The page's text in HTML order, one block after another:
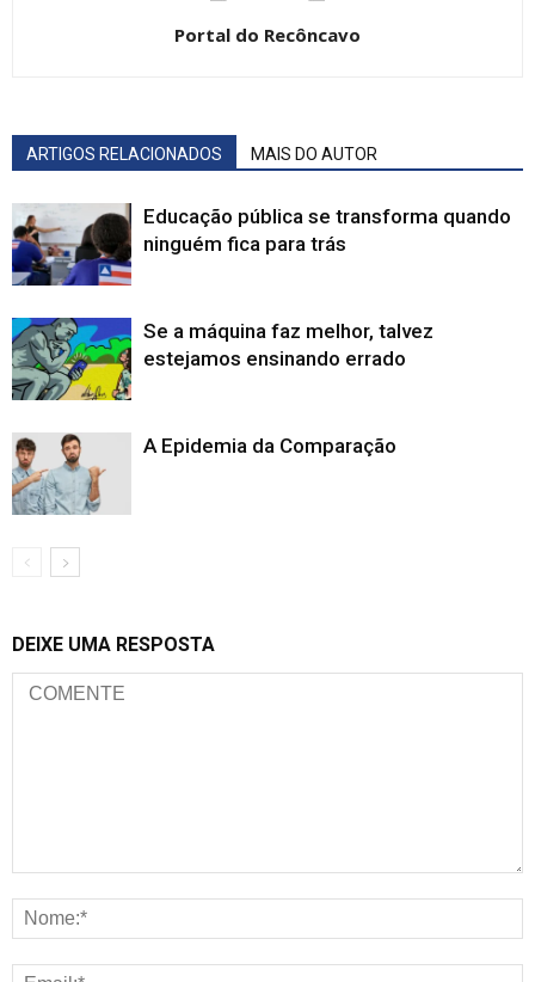
Portal do Recôncavo
ARTIGOS RELACIONADOS MAIS DO AUTOR
Educação pública se transforma quando
ninguém fica para trás
Se a máquina faz melhor, talvez
estejamos ensinando errado
A Epidemia da Comparação
DEIXE UMA RESPOSTA